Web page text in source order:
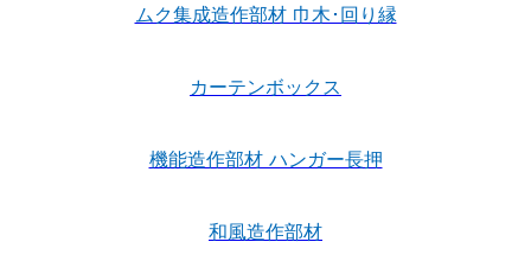
ムク集成造作部材 巾木･回り縁
カーテンボックス
機能造作部材 ハンガー長押
和風造作部材